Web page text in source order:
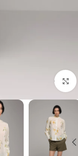
برای بزرگنمایی کلیک کنید